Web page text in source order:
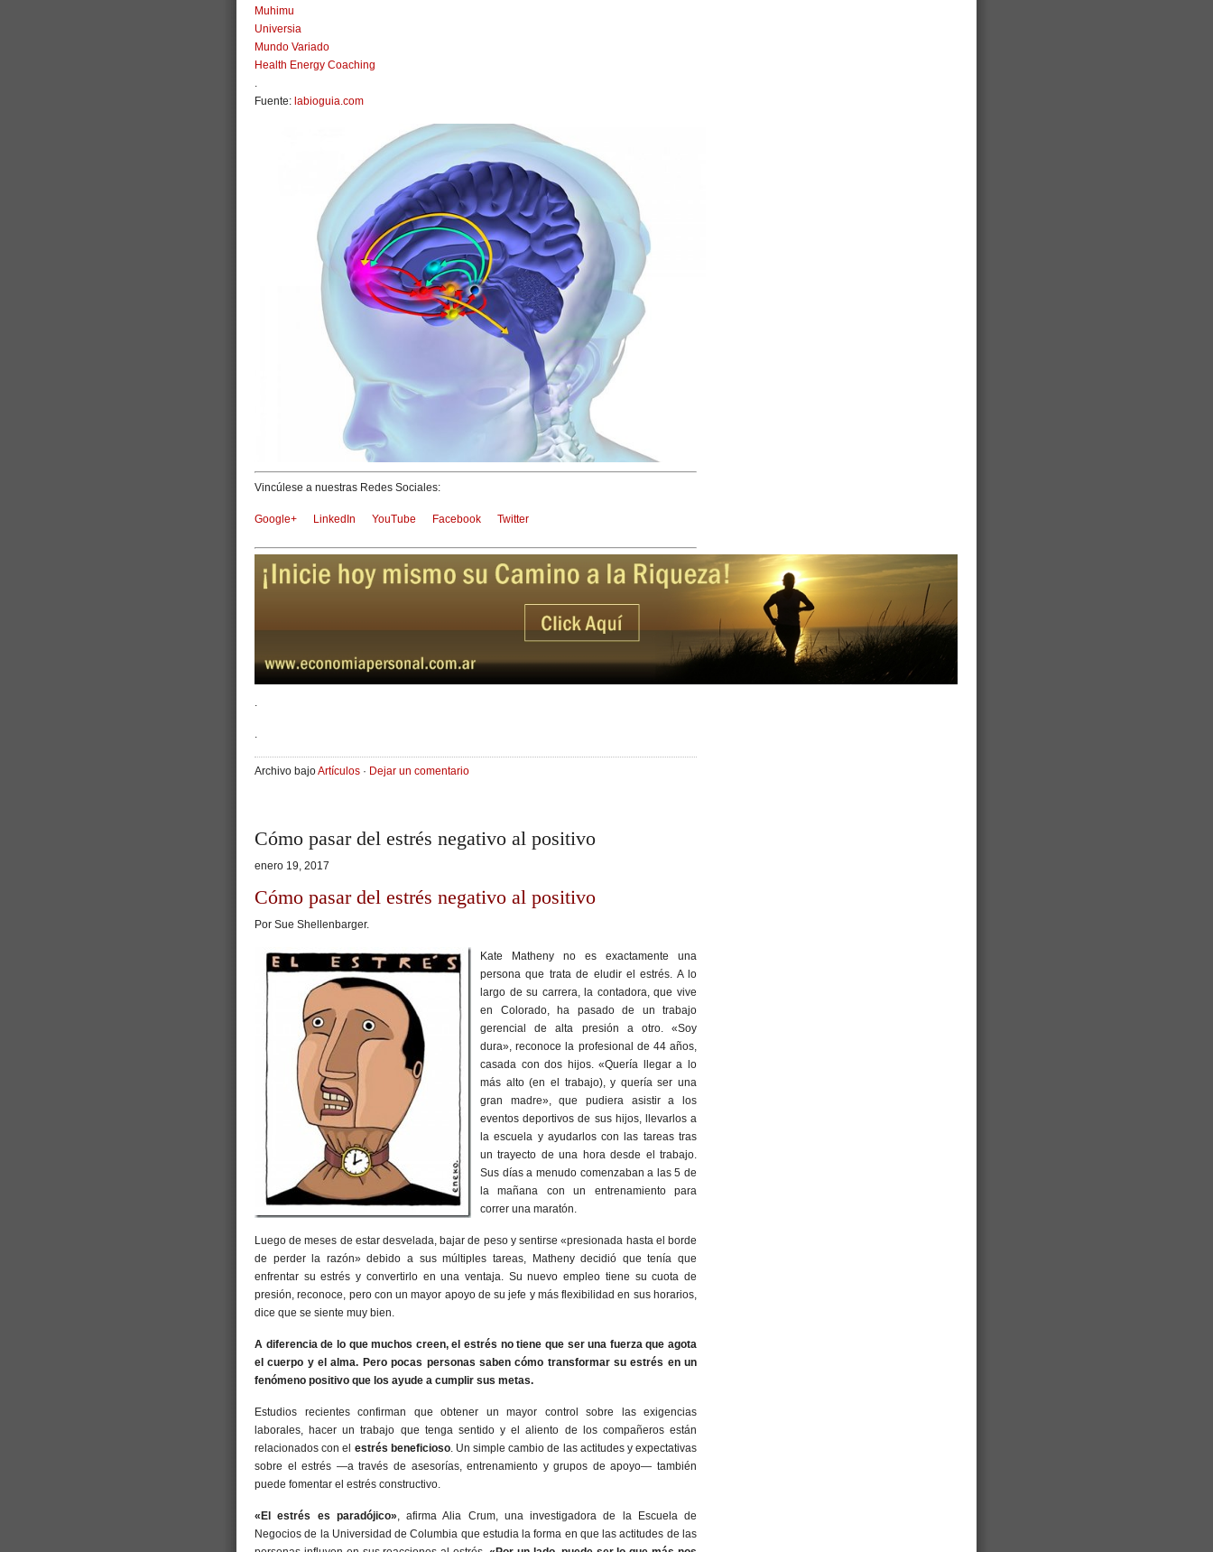
Muhimu
Universia
Mundo Variado
Health Energy Coaching
.
Fuente: labioguia.com
Vincúlese a nuestras Redes Sociales:
Google+ LinkedIn YouTube Facebook Twitter
.
.
Archivo bajoArtículos · Dejar un comentario
Cómo pasar del estrés negativo al positivo
enero 19, 2017
Cómo pasar del estrés negativo al positivo
Por Sue Shellenbarger.
Kate Matheny no es exactamente una
persona que trata de eludir el estrés. A lo
largo de su carrera, la contadora, que vive
en Colorado, ha pasado de un trabajo
gerencial de alta presión a otro. «Soy
dura», reconoce la profesional de 44 años,
casada con dos hijos. «Quería llegar a lo
más alto (en el trabajo), y quería ser una
gran madre», que pudiera asistir a los
eventos deportivos de sus hijos, llevarlos a
la escuela y ayudarlos con las tareas tras
un trayecto de una hora desde el trabajo.
Sus días a menudo comenzaban a las 5 de
la mañana con un entrenamiento para
correr una maratón.
Luego de meses de estar desvelada, bajar de peso y sentirse «presionada hasta el borde
de perder la razón» debido a sus múltiples tareas, Matheny decidió que tenía que
enfrentar su estrés y convertirlo en una ventaja. Su nuevo empleo tiene su cuota de
presión, reconoce, pero con un mayor apoyo de su jefe y más flexibilidad en sus horarios,
dice que se siente muy bien.
A diferencia de lo que muchos creen, el estrés no tiene que ser una fuerza que agota
el cuerpo y el alma. Pero pocas personas saben cómo transformar su estrés en un
fenómeno positivo que los ayude a cumplir sus metas.
Estudios recientes confirman que obtener un mayor control sobre las exigencias
laborales, hacer un trabajo que tenga sentido y el aliento de los compañeros están
relacionados con el estrés beneficioso. Un simple cambio de las actitudes y expectativas
sobre el estrés —a través de asesorías, entrenamiento y grupos de apoyo— también
puede fomentar el estrés constructivo.
«El estrés es paradójico», afirma Alia Crum, una investigadora de la Escuela de
Negocios de la Universidad de Columbia que estudia la forma en que las actitudes de las